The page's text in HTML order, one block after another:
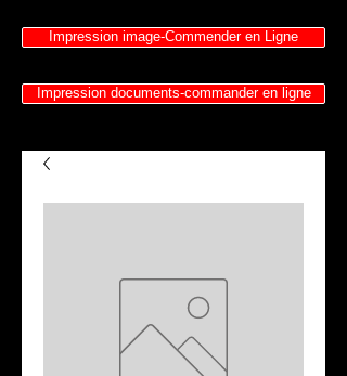
Impression image-Commender en Ligne
Impression documents-commander en ligne